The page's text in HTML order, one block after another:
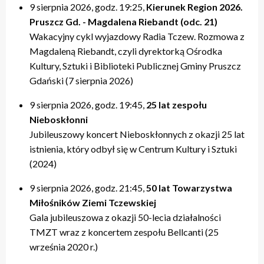
9 sierpnia 2026, godz. 19:25, Kierunek Region 2026.
Pruszcz Gd. - Magdalena Riebandt (odc. 21)
Wakacyjny cykl wyjazdowy Radia Tczew. Rozmowa z
Magdaleną Riebandt, czyli dyrektorką Ośrodka
Kultury, Sztuki i Biblioteki Publicznej Gminy Pruszcz
Gdański (7 sierpnia 2026)
9 sierpnia 2026, godz. 19:45, 25 lat zespołu
Nieboskłonni
Jubileuszowy koncert Nieboskłonnych z okazji 25 lat
istnienia, który odbył się w Centrum Kultury i Sztuki
(2024)
9 sierpnia 2026, godz. 21:45, 50 lat Towarzystwa
Miłośników Ziemi Tczewskiej
Gala jubileuszowa z okazji 50-lecia działalności
TMZT wraz z koncertem zespołu Bellcanti (25
września 2020 r.)